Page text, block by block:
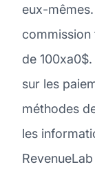
eux-
commission
de
sur les
méthodes
les